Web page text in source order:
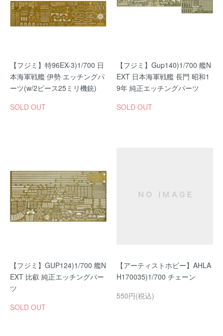
【フジミ】特96EX-3)1/700 日
本海軍戦艦 伊勢 エッチングパ
ーツ(w/2ピース25ミリ機銃)
SOLD OUT
【フジミ】Gup140)1/700 艦N
EXT 日本海軍戦艦 長門 昭和1
9年 純正エッチングパーツ
SOLD OUT
【フジミ】GUP124)1/700 艦N
EXT 比叡 純正エッチングパー
ツ
SOLD OUT
【アーティストホビー】AHLA
H170035)1/700 チェーン
550円(税込)